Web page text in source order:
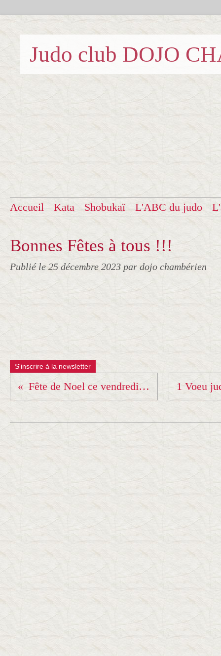
Judo club DOJO
Accueil Kata Shobukaï L'ABC du judo
Bonnes Fêtes à tous !!!
Publié le 25 décembre 2023 par dojo chambérien
S'inscrire à la newsletter
Fête de Noel ce vendredi à Aix !!!